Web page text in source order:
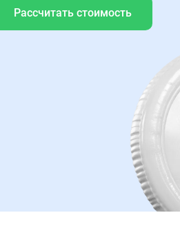
Рассчитать стоимость